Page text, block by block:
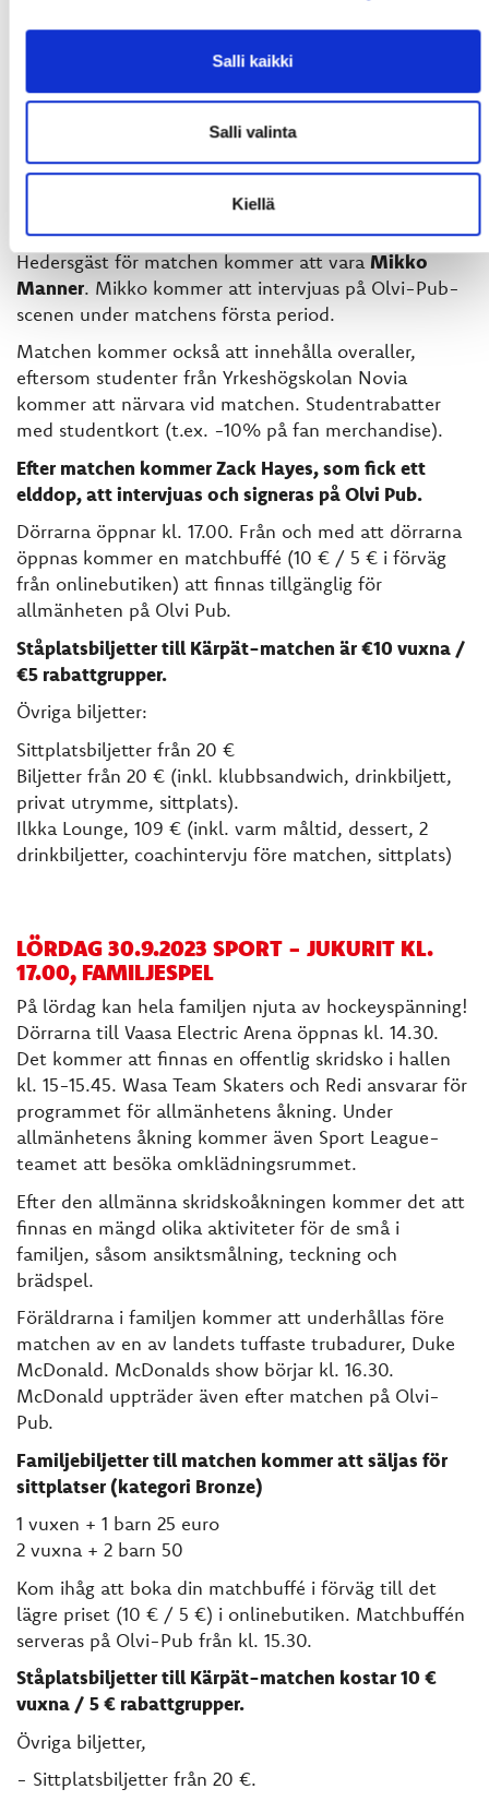
Salli kaikki
Salli valinta
Kiellä
ONSDAG 27.9.2023 SPORT - FLYG KL. 18.30
Onsdagens match kommer att se Sports senaste
första gången! Hayes förväntas tillföra ledarskap och
storlek till Sports försvar. Hayes har spelat hela sin
karriär i Nordamerika (NHL / AHL) innan han anslöt
Hedersgäst för matchen kommer att varaMikko
Manner. Mikko kommer att intervjuas på Olvi-Pub-
scenen under matchens första period.
Matchen kommer också att innehålla overaller,
eftersom studenter från Yrkeshögskolan Novia
kommer att närvara vid matchen. Studentrabatter
med studentkort (t.ex. -10% på fan merchandise).
Efter matchen kommer Zack Hayes, som fick ett
elddop, att intervjuas och signeras på Olvi Pub.
Dörrarna öppnar kl. 17.00. Från och med att dörrarna
öppnas kommer en matchbuffé (10 € / 5 € i förväg
från onlinebutiken) att finnas tillgänglig för
allmänheten på Olvi Pub.
Ståplatsbiljetter till Kärpät-matchen är €10 vuxna /
€5 rabattgrupper.
Övriga biljetter:
Sittplatsbiljetter från 20 €
Biljetter från 20 € (inkl. klubbsandwich, drinkbiljett,
privat utrymme, sittplats).
Ilkka Lounge, 109 € (inkl. varm måltid, dessert, 2
drinkbiljetter, coachintervju före matchen, sittplats)
LÖRDAG 30.9.2023 SPORT - JUKURIT KL.
17.00, FAMILJESPEL
På lördag kan hela familjen njuta av hockeyspänning!
Dörrarna till Vaasa Electric Arena öppnas kl. 14.30.
Det kommer att finnas en offentlig skridsko i hallen
kl. 15-15.45. Wasa Team Skaters och Redi ansvarar för
programmet för allmänhetens åkning. Under
allmänhetens åkning kommer även Sport League-
teamet att besöka omklädningsrummet.
Efter den allmänna skridskoåkningen kommer det att
finnas en mängd olika aktiviteter för de små i
familjen, såsom ansiktsmålning, teckning och
brädspel.
Föräldrarna i familjen kommer att underhållas före
matchen av en av landets tuffaste trubadurer, Duke
McDonald. McDonalds show börjar kl. 16.30.
McDonald uppträder även efter matchen på Olvi-
Pub.
Familjebiljetter till matchen kommer att säljas för
sittplatser (kategori Bronze)
1 vuxen + 1 barn 25 euro
2 vuxna + 2 barn 50
Kom ihåg att boka din matchbuffé i förväg till det
lägre priset (10 € / 5 €) i onlinebutiken. Matchbuffén
serveras på Olvi-Pub från kl. 15.30.
Ståplatsbiljetter till Kärpät-matchen kostar 10 €
vuxna / 5 € rabattgrupper.
Övriga biljetter,
- Sittplatsbiljetter från 20 €.